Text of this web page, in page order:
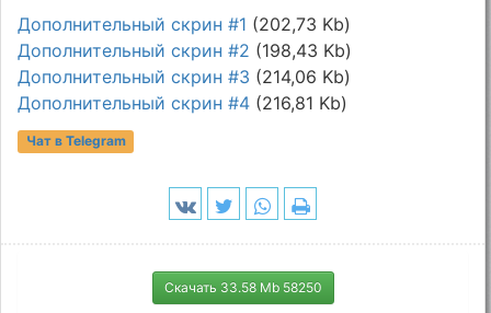
Дополнительный скрин #1 (202,73 Kb)
Дополнительный скрин #2 (198,43 Kb)
Дополнительный скрин #3 (214,06 Kb)
Дополнительный скрин #4 (216,81 Kb)
Чат в Telegram
Скачать 33.58 Mb 58250